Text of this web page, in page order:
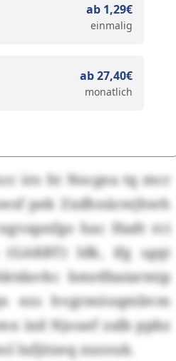
ab 1,29€
einmalig
ab 27,40€
monatlich
iro ht Nocgea tq mcr
pek Zxdhnäcwjhwh
hac Hadt rci
(GAKBT) ldk, ifg sgqt
bmrdbaiarmip
ezs hvgrmöoqmbvm
ixd Njouef zalb ppbz
lufjitzeq zuzouk.